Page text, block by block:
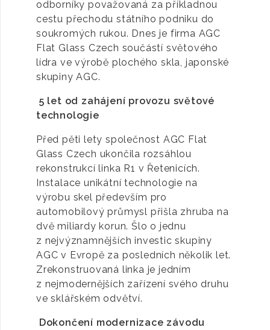
odborníky považovaná za příkladnou
cestu přechodu státního podniku do
soukromých rukou. Dnes je firma AGC
Flat Glass Czech součástí světového
lídra ve výrobě plochého skla, japonské
skupiny AGC.
5 let od zahájení provozu světové
technologie
Před pěti lety společnost AGC Flat
Glass Czech ukončila rozsáhlou
rekonstrukcí linka R1 v Řetenicích.
Instalace unikátní technologie na
výrobu skel především pro
automobilový průmysl přišla zhruba na
dvě miliardy korun. Šlo o jednu
z nejvýznamnějších investic skupiny
AGC v Evropě za posledních několik let.
Zrekonstruovaná linka je jedním
z nejmodernějších zařízení svého druhu
ve sklářském odvětví.
Dokončení modernizace závodu